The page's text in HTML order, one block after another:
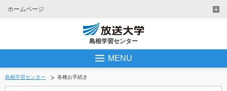
ホームページ
島根学習センター
MENU
島根学習センター 各種お手続き